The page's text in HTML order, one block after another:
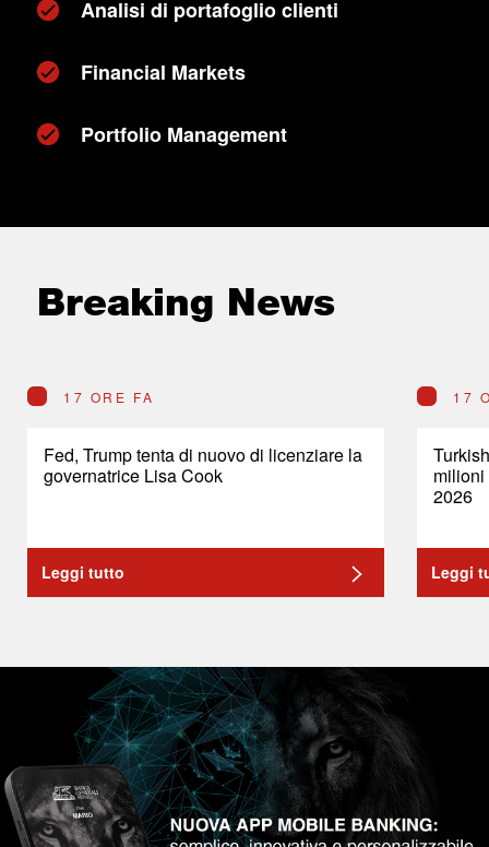
Analisi di portafoglio clienti
Financial Markets
Portfolio Management
Breaking News
17 ORE FA
Fed, Trump tenta di nuovo di licenziare la
governatrice Lisa Cook
Leggi tutto
17
2026
Leggi